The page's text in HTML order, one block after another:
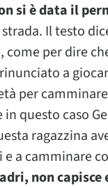
si è data il
Il testo
per dire
a
per
in questo caso
ragazzina
a camminare
non